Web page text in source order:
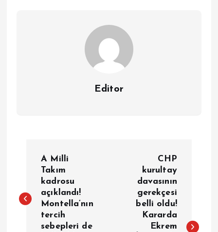
Editor
z
A Milli
Takım
kadrosu
açıklandı!
Montella’nın
tercih
sebepleri de
CHP
kurultay
davasının
gerekçesi
belli oldu!
Kararda
Ekrem